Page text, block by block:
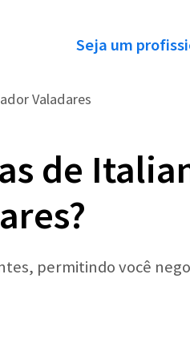
Seja um
Valadares
de
permitindo você